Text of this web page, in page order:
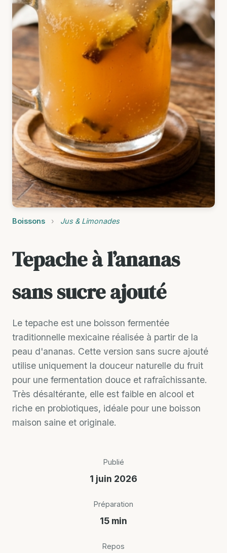
Boissons › Jus & Limonades
Tepache à l’ananas
sans sucre ajouté
Le tepache est une boisson fermentée
traditionnelle mexicaine réalisée à partir de la
peau d'ananas. Cette version sans sucre ajouté
utilise uniquement la douceur naturelle du fruit
pour une fermentation douce et rafraîchissante.
Très désaltérante, elle est faible en alcool et
riche en probiotiques, idéale pour une boisson
maison saine et originale.
Publié
1 juin 2026
Préparation
15 min
Repos